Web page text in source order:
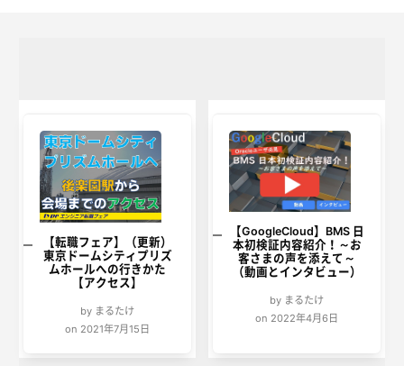
【転職フェア】（更新）
東京ドームシティプリズ
ムホールへの行きかた
【アクセス】
by まるたけ
on 2021年7月15日
【GoogleCloud】BMS 日
本初検証内容紹介！～お
客さまの声を添えて～
（動画とインタビュー）
by まるたけ
on 2022年4月6日